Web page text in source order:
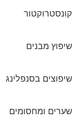
קונסטרוקטור
שיפוץ מבנים
שיפוצים בסנפלינג
שערים ומחסומים